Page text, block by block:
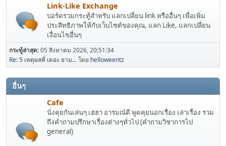
Link-Like Exchange
บอร์ดรวมกระทู้สำหรับ แลกเปลี่ยน link หรืออื่นๆ เพื่อเพิ่ม
ประสิทธิภาพให้กับเว็บไซต์ของคุณ, แลก Like, แลกเปลี่ยน
เงื่อนไขอื่นๆ
กระทู้ล่าสุด:05 สิงหาคม 2026, 20:51:34
Re: 5 เหตุผลที่ เดอะ ธาม...โดย helloweentz
อื่นๆ
Cafe
นั่งคุยกันเล่นๆ เฮฮา อารมณ์ดี พูดคุยนอกเรื่อง เล่าเรื่อง รวม
ถึงคำถามปรึกษาเรื่องต่างๆทั่วไป (คำถามวิชาการไป
general)